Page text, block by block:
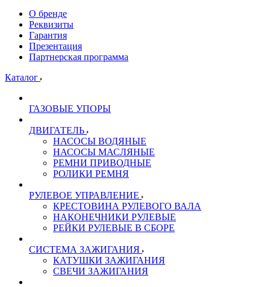
О бренде
Реквизиты
Гарантия
Презентация
Партнерская программа
Каталог
ГАЗОВЫЕ УПОРЫ
ДВИГАТЕЛЬ
НАСОСЫ ВОДЯНЫЕ
НАСОСЫ МАСЛЯНЫЕ
РЕМНИ ПРИВОДНЫЕ
РОЛИКИ РЕМНЯ
РУЛЕВОЕ УПРАВЛЕНИЕ
КРЕСТОВИНА РУЛЕВОГО ВАЛА
НАКОНЕЧНИКИ РУЛЕВЫЕ
РЕЙКИ РУЛЕВЫЕ В СБОРЕ
СИСТЕМА ЗАЖИГАНИЯ
КАТУШКИ ЗАЖИГАНИЯ
СВЕЧИ ЗАЖИГАНИЯ